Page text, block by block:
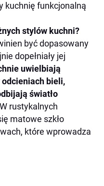
kuchnię funkcjonalną
stylów kuchni?
być dopasowany
dopełniały jej
uwielbiają
odcieniach bieli,
światło
W rustykalnych
matowe szkło
które wprowadza